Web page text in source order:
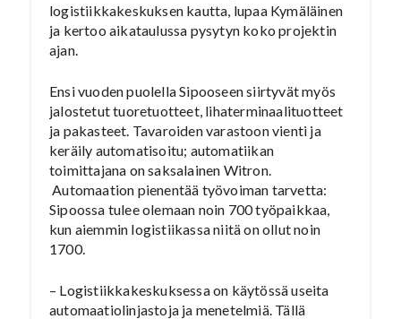
logistiikkakeskuksen kautta, lupaa Kymäläinen
ja kertoo aikataulussa pysytyn koko projektin
ajan.
Ensi vuoden puolella Sipooseen siirtyvät myös
jalostetut tuoretuotteet, lihaterminaalituotteet
ja pakasteet. Tavaroiden varastoon vienti ja
keräily automatisoitu; automatiikan
toimittajana on saksalainen Witron.
Automaation pienentää työvoiman tarvetta:
Sipoossa tulee olemaan noin 700 työpaikkaa,
kun aiemmin logistiikassa niitä on ollut noin
1700.
– Logistiikkakeskuksessa on käytössä useita
automaatiolinjastoja ja menetelmiä. Tällä